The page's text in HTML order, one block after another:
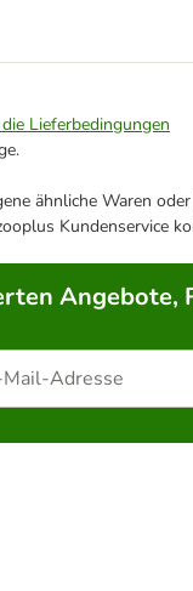
Lieferbedingungen
ähnliche Waren
Kundenservice
Angebote,